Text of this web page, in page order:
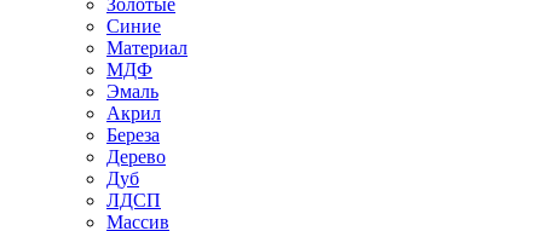
Золотые
Синие
Материал
МДФ
Эмаль
Акрил
Береза
Дерево
Дуб
ЛДСП
Массив